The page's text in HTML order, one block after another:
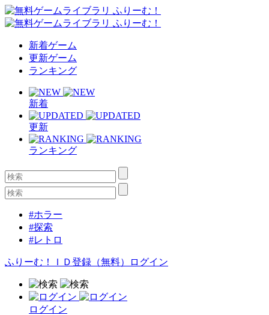
新着ゲーム
更新ゲーム
ランキング
新着
更新
ランキング
#ホラー
#探索
#レトロ
ふりーむ！ＩＤ登録（無料） ログイン
ログイン